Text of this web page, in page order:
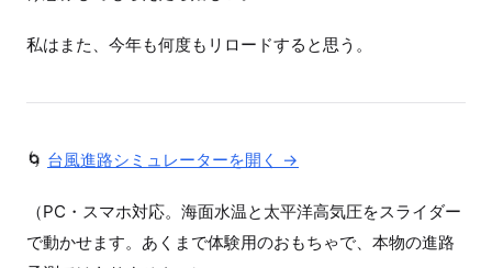
私はまた、今年も何度もリロードすると思う。
🌀 台風進路シミュレーターを開く →
（PC・スマホ対応。海面水温と太平洋高気圧をスライダー
で動かせます。あくまで体験用のおもちゃで、本物の進路